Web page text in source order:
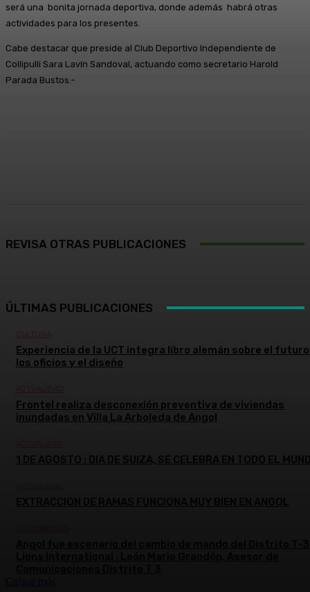
será una bonita jornada deportiva, donde además habrá otras
actividades para los presentes.
Cabe destacar que preside al Club Deportivo Independiente de
Collipulli Sara Lavín Sandoval, actuando como secretario Harold
Parada Bustos.-
REVISA OTRAS PUBLICACIONES
ÚLTIMAS PUBLICACIONES
Experiencia de la UCT integra libro alemán sobre el
los oficios y el diseño
Frontel realiza desconexión preventiva de viviendas
inundadas en Villa La Arboleda de Angol
1 DE AGOSTO : DIA DE SUIZA, SE CELEBRA EN TODO EL